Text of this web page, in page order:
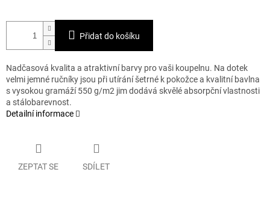
Přidat do košíku
Nadčasová kvalita a atraktivní barvy pro vaši koupelnu. Na dotek
velmi jemné ručníky jsou při utírání šetrné k pokožce a kvalitní bavlna
s vysokou gramáží 550 g/m2 jim dodává skvělé absorpční vlastnosti
a stálobarevnost.
Detailní informace
ZEPTAT SE SDÍLET